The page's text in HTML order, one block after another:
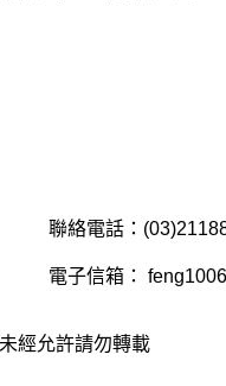
聯絡電話：
電子信箱：
經允許請勿轉載